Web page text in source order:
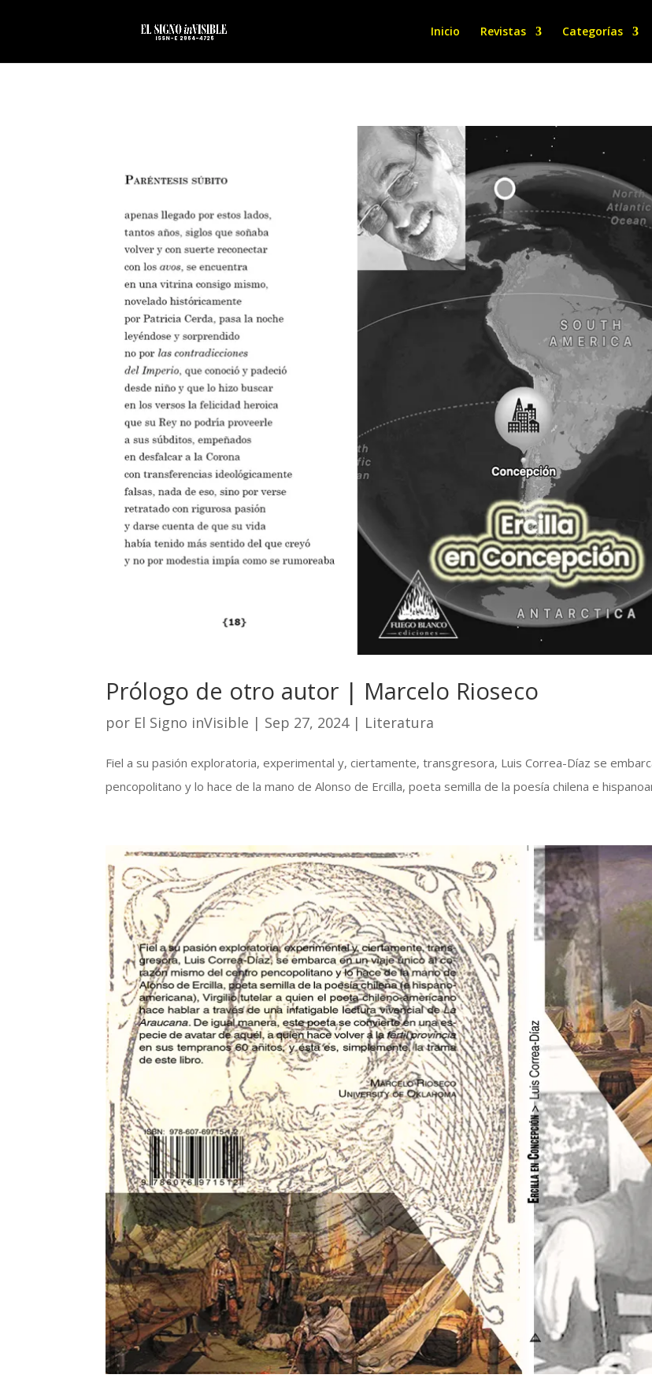
Inicio Revistas Categorías
Prólogo de otro autor | Marcelo Rioseco
por El Signo inVisible | Sep 27, 2024| Literatura
Fiel a su pasión exploratoria, experimental y, ciertamente, transgresora, Luis Correa-Díaz se
pencopolitano y lo hace de la mano de Alonso de Ercilla, poeta semilla de la poesía chilena e